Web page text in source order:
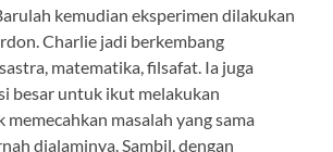
kemudian eksperimen dilakukan
Charlie jadi berkembang
matematika, filsafat. Ia juga
besar untuk ikut melakukan
masalah yang sama
dialaminya. Sambil, dengan